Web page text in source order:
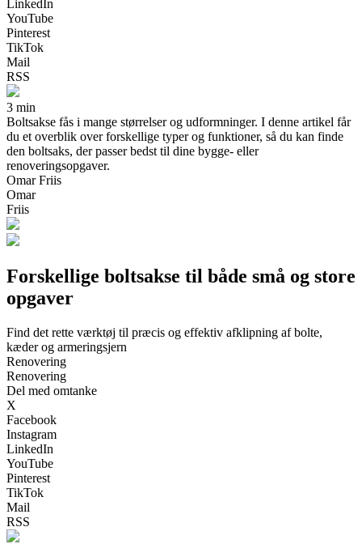
LinkedIn
YouTube
Pinterest
TikTok
Mail
RSS
3 min
Boltsakse fås i mange størrelser og udformninger. I denne artikel får
du et overblik over forskellige typer og funktioner, så du kan finde
den boltsaks, der passer bedst til dine bygge- eller
renoveringsopgaver.
Omar Friis
Omar
Friis
Forskellige boltsakse til både små og store
opgaver
Find det rette værktøj til præcis og effektiv afklipning af bolte,
kæder og armeringsjern
Renovering
Renovering
Del med omtanke
X
Facebook
Instagram
LinkedIn
YouTube
Pinterest
TikTok
Mail
RSS